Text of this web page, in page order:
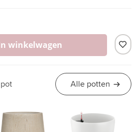
winkelwagen
Alle potten